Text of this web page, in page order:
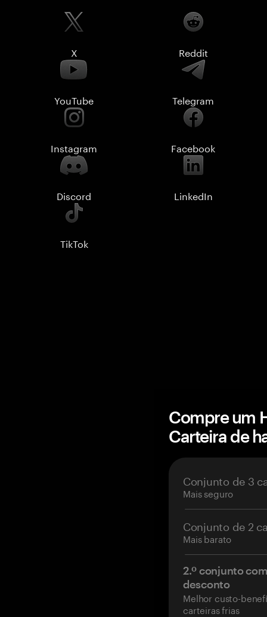
X Reddit
YouTube Telegram
Instagram Facebook
Discord LinkedIn
TikTok
Compre um
Carteira de
Conjunto de 3
Mais seguro
Conjunto de 2
Mais barato
2.º conjunto
desconto
Melhor custo-
carteiras frias